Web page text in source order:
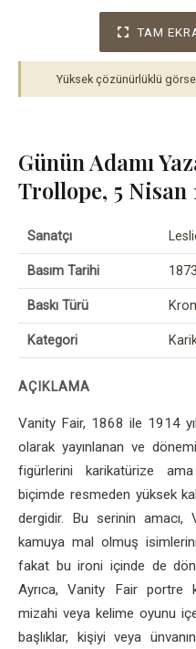
TAM
Yüksek çözünürlüklü
Günün Adamı
Trollope, 5 Nisan
Sanatçı
Basım Tarihi 1873
Baskı Türü
Kategori
AÇIKLAMA
Vanity Fair, 1868 ile 1914
olarak yayınlanan ve
figürlerini karikatürize
biçimde resmeden yüksek
dergidir. Bu serinin amacı,
kamuya mal olmuş
fakat bu ironi içinde de
Ayrıca, Vanity Fair portre
mizahi veya kelime oyunu
başlıklar, kişiyi veya